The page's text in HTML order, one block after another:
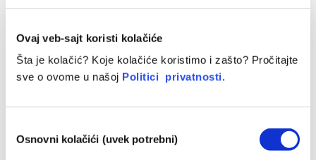
Ovaj veb-sajt koristi kolačiće
Šta je kolačić? Koje kolačiće koristimo i zašto? Pročitajte
sve o ovome u našoj Politici privatnosti.
сагласности
Osnovni kolačići (uvek potrebni)
Farbe za kosu
Regulisanje kozmetike
Kozmetički sastojci podležu propisima. Imajte na umu
različiti propisi.